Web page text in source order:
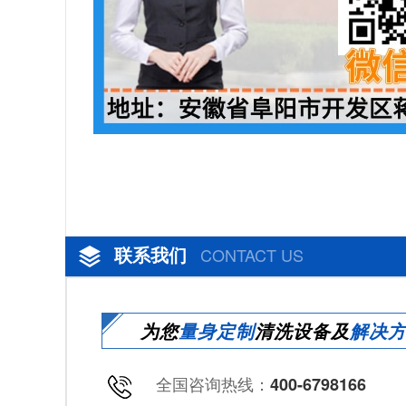
联系我们 CONTACT US
为您量身定制清洗设备及解决
全国咨询热线： 400-6798166